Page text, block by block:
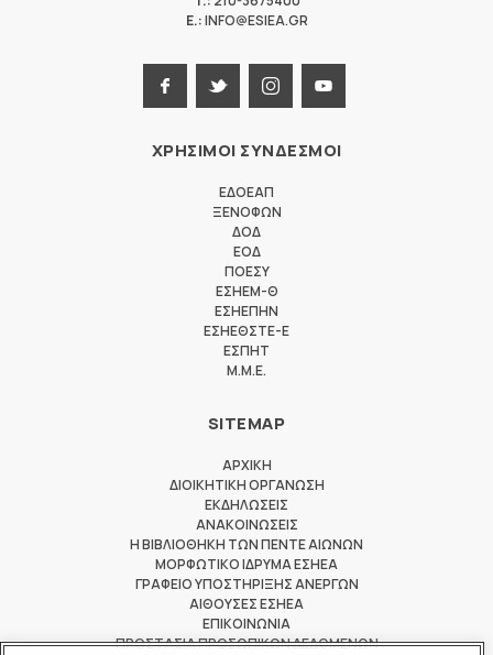
E.:INFO@ESIEA.GR
ΧΡΗΣΙΜΟΙ ΣΥΝΔΕΣΜΟΙ
ΕΔΟΕΑΠ
ΞΕΝΟΦΩΝ
ΔΟΔ
ΕΟΔ
ΠΟΕΣΥ
ΕΣΗΕΜ-Θ
ΕΣΗΕΠΗΝ
ΕΣΗΕΘΣΤΕ-Ε
ΕΣΠΗΤ
M.M.E.
SITEMAP
ΑΡΧΙΚΗ
ΔΙΟΙΚΗΤΙΚΗ ΟΡΓΑΝΩΣΗ
ΕΚΔΗΛΩΣΕΙΣ
ΑΝΑΚΟΙΝΩΣΕΙΣ
Η ΒΙΒΛΙΟΘΗΚΗ ΤΩΝ ΠΕΝΤΕ ΑΙΩΝΩΝ
ΜΟΡΦΩΤΙΚΟ ΙΔΡΥΜΑ ΕΣΗΕΑ
ΓΡΑΦΕΙΟ ΥΠΟΣΤΗΡΙΞΗΣ ΑΝΕΡΓΩΝ
ΑΙΘΟΥΣΕΣ ΕΣΗΕΑ
ΕΠΙΚΟΙΝΩΝΙΑ
ΠΡΟΣΤΑΣΙΑ ΠΡΟΣΩΠΙΚΩΝ ΔΕΔΟΜΕΝΩΝ